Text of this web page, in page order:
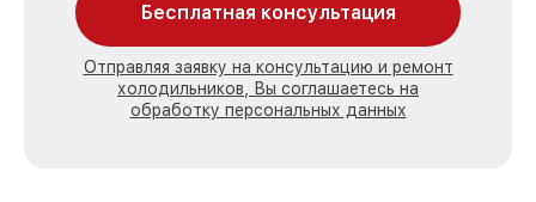
Бесплатная консультация
Отправляя заявку на консультацию и ремонт
холодильников, Вы соглашаетесь на
обработку персональных данных